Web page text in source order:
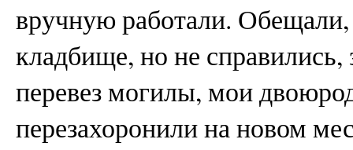
вручную работали. Обещали,
кладбище, но не
перевез могилы, мои
перезахоронили на новом